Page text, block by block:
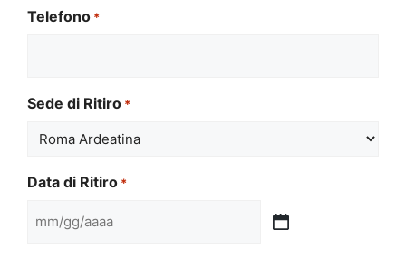
Telefono *
Sede di Ritiro *
Data di Ritiro *
MM